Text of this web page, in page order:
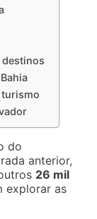
do
anterior,
26 mil
explorar as